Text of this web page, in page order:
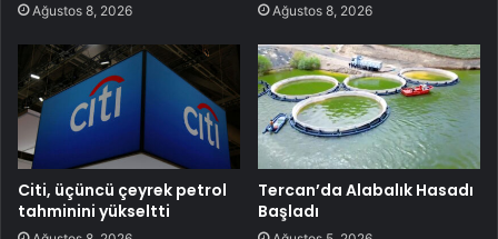
Ağustos 8, 2026 Ağustos 8, 2026
Citi, üçüncü çeyrek petrol
tahminini yükseltti
Tercan’da Alabalık Hasadı
Başladı